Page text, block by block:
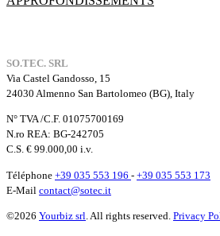
SO.TEC. SRL
Via Castel Gandosso, 15
24030 Almenno San Bartolomeo (BG), Italy
N° TVA /C.F. 01075700169
N.ro REA: BG-242705
C.S. € 99.000,00 i.v.
Téléphone +39 035 553 196 - +39 035 553 173
E-Mail contact@sotec.it
©2026 Yourbiz srl. All rights reserved. Privacy